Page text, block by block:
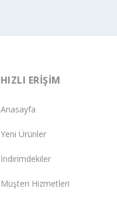
HIZLI ERIŞIM
Anasayfa
Yeni Ürünler
İndirimdekiler
Müşteri Hizmetleri